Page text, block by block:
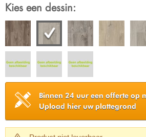
Kies een dessin:
Binnen 24 uur een offerte op
Upload hier uw plattegrond